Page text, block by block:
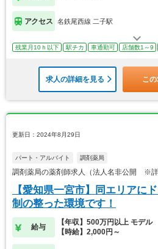
アクセス 名鉄尾西線 二子駅
残業月10ｈ以下 駅チカ 車通勤可 店舗数1～9
求人の詳細を見る こ
更新日：2024年8月29日
パート・アルバイト 調剤薬局
調剤薬局の薬剤師求人（法人名非公開 ※詳
【愛知県一宮市】同エリアに
制の整った環境です！
給与
【年収】500万円以上 モデル
【時給】2,000円～